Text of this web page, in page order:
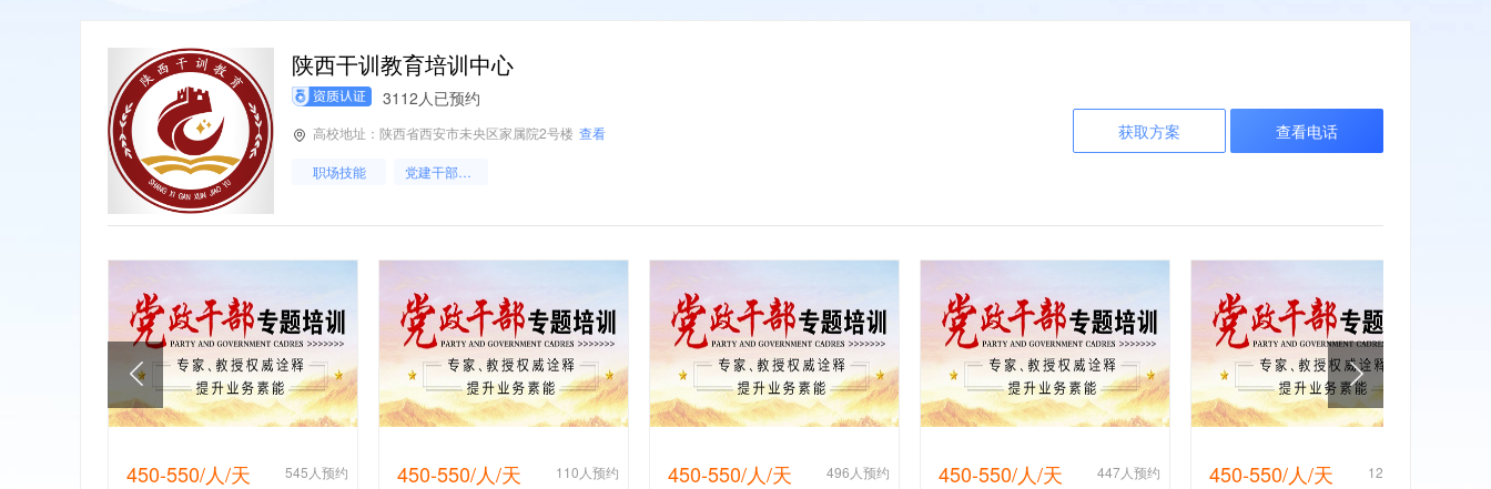
获取方案 查看电话
陕西干训教育培训中心
3112人已预约
高校地址：陕西省西安市未央区家属院2号楼 查看
职场技能 党建干部培训
450-550/人/天 545人预约 450-550/人/天 110人预约 450-550/人/天 496人预约 450-550/人/天 447人预约 450-550/人/天 127人预约